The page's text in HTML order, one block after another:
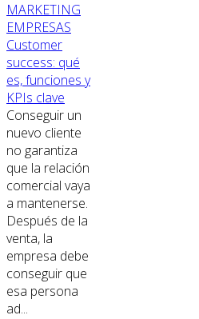
MARKETING
EMPRESAS
Customer
success: qué
es, funciones y
KPIs clave
Conseguir un
nuevo cliente
no garantiza
que la relación
comercial vaya
a mantenerse.
Después de la
venta, la
empresa debe
conseguir que
esa persona
ad...